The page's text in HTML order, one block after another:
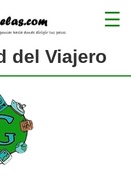
del Viajero